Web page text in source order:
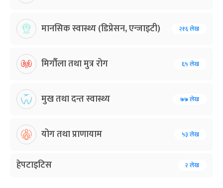
मानसिक स्वास्थ्य (डिप्रेसन, एन्जाइटी) २१६ लेख
मिर्गौला तथा मुत्र रोग ६५ लेख
मुख तथा दन्त स्वास्थ्य ७७ लेख
योग तथा प्राणायाम ५३ लेख
हेपटाइटिस २ लेख